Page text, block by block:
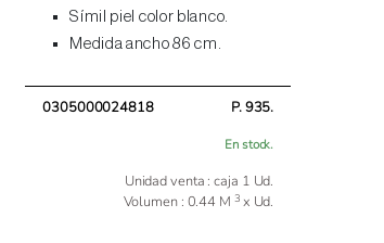
Símil piel color blanco.
Medida ancho 86 cm.
0305000024818 P. 935.
En stock.
Unidad venta : caja 1 Ud.
Volumen : 0.44 M 3 x Ud.